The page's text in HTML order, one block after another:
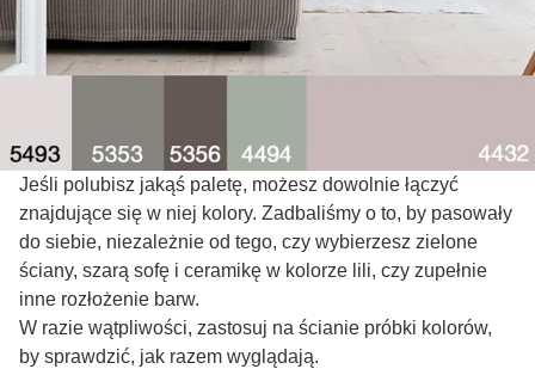
Jeśli polubisz jakąś paletę, możesz dowolnie łączyć
znajdujące się w niej kolory. Zadbaliśmy o to, by pasowały
do siebie, niezależnie od tego, czy wybierzesz zielone
ściany, szarą sofę i ceramikę w kolorze lili, czy zupełnie
inne rozłożenie barw.
W razie wątpliwości, zastosuj na ścianie próbki kolorów,
by sprawdzić, jak razem wyglądają.